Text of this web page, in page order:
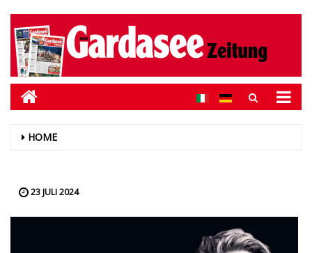
HOME
23 JULI 2024